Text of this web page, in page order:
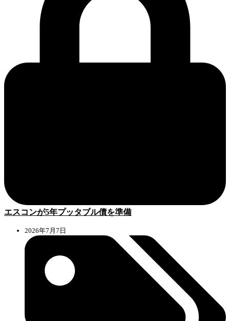
エスコンが5年プッタブル債を準備
2026年7月7日